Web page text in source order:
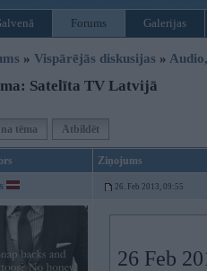
Forums Galerijas
» Vispārējās diskusijas »
Satelīta TV Latvijā
tēma Atbildēt
Ziņojums
26. Feb 2013, 09:55
26 Feb